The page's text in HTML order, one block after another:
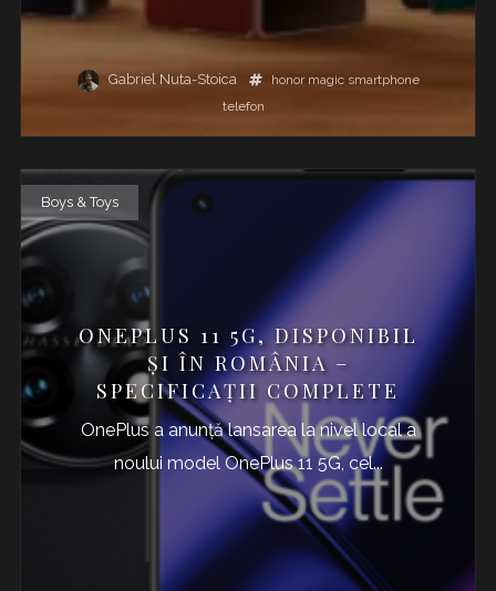
Gabriel Nuta-Stoica honor magic smartphone
telefon
Boys & Toys
ONEPLUS 11 5G, DISPONIBIL
ȘI ÎN ROMÂNIA –
SPECIFICAȚII COMPLETE
OnePlus a anunță lansarea la nivel local a
noului model OnePlus 11 5G, cel...